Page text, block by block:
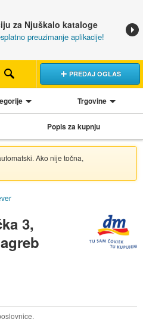
za Njuškalo kataloge
preuzimanje aplikacije!
PREDAJ OGLAS
Trgovine
Popis za kupnju
Ako nije točna,
3,